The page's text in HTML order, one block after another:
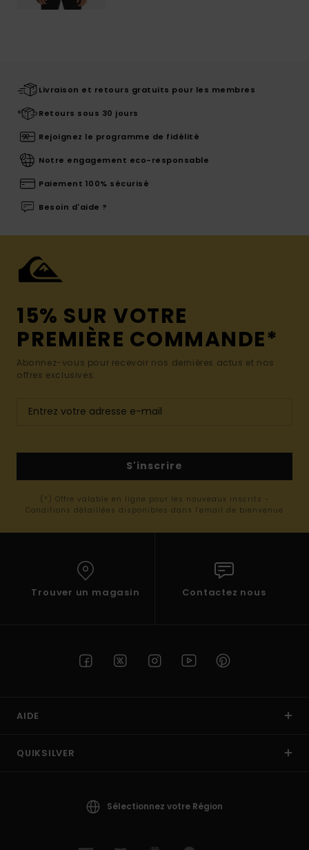
Livraison et retours gratuits pour les membres
Retours sous 30 jours
Rejoignez le programme de fidélité
Notre engagement eco-responsable
Paiement 100% sécurisé
Besoin d'aide ?
15% SUR VOTRE
PREMIÈRE COMMANDE*
Abonnez-vous pour recevoir nos dernières actus et nos
offres exclusives.
S'inscrire
(*) Offre valable en ligne pour les nouveaux inscrits -
Conditions détaillées disponibles dans l'email de bienvenue
Trouver un magasin Contactez nous
AIDE
QUIKSILVER
Sélectionnez votre Région